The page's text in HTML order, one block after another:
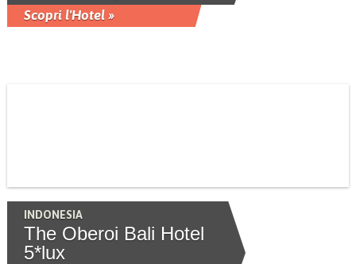
Scopri l'Hotel »
INDONESIA
The Oberoi Bali Hotel
5*lux